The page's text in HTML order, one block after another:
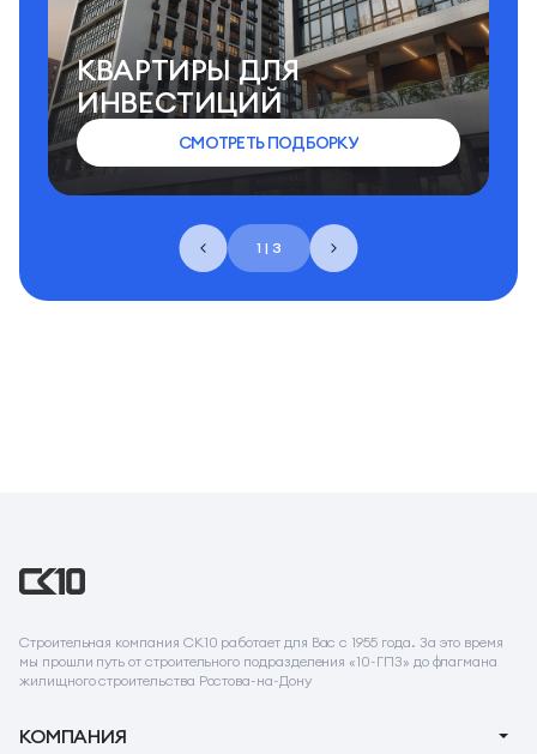
1 | 3
КВАРТИРЫ ДЛЯ
ИНВЕСТИЦИЙ
СМОТРЕТЬ ПОДБОРКУ
Строительная компания СК10 работает для Вас с 1955 года. За это время
мы прошли путь от строительного подразделения «10-ГПЗ» до флагмана
жилищного строительства Ростова-на-Дону
КОМПАНИЯ